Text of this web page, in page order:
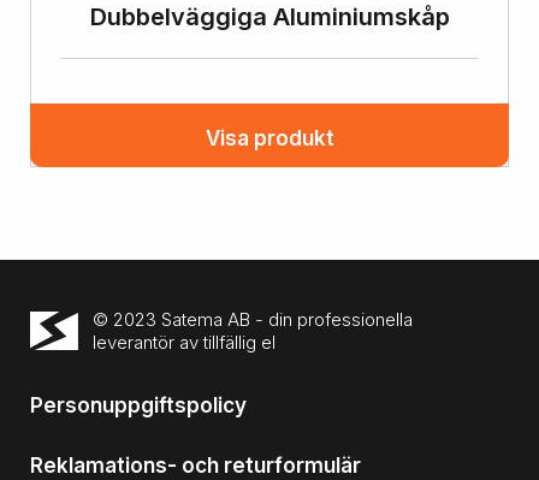
Dubbelväggiga Aluminiumskåp
Visa produkt
© 2023 Satema AB - din professionella
leverantör av tillfällig el
Personuppgiftspolicy
Reklamations- och returformulär